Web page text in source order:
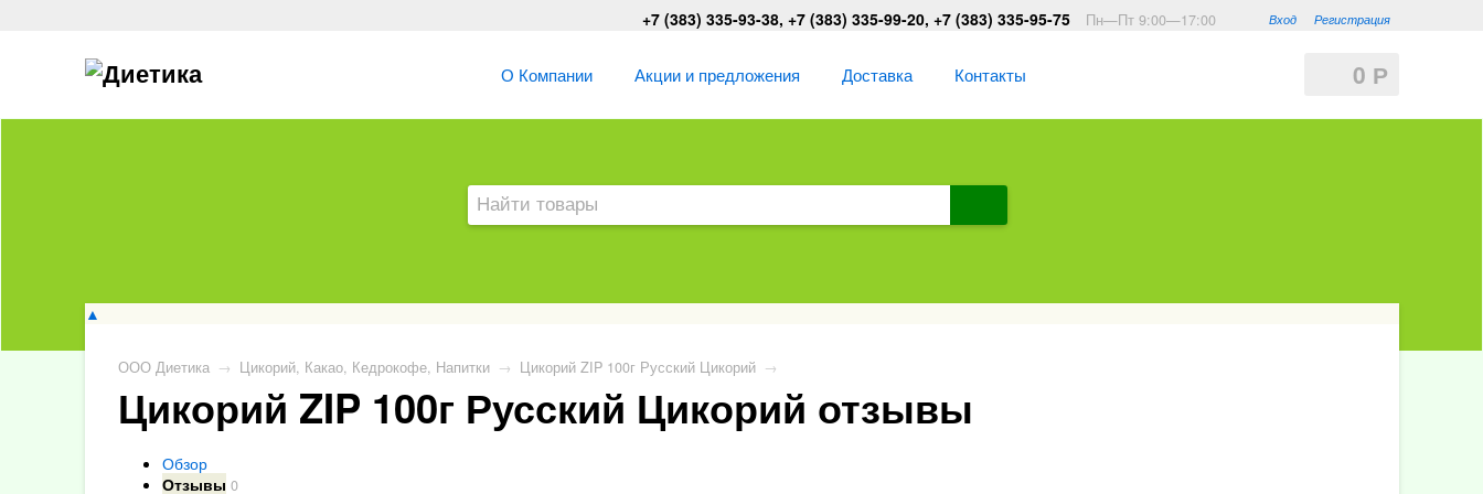
Вход Регистрация
+7 (383) 335-93-38, +7 (383) 335-99-20, +7 (383) 335-95-75 Пн—Пт 9:00—17:00
0 Р
О Компании Акции и предложения Доставка Контакты
▲
ООО Диетика → Цикорий, Какао, Кедрокофе, Напитки → Цикорий ZIP 100г Русский Цикорий →
Цикорий ZIP 100г Русский Цикорий отзывы
Обзор
Отзывы 0